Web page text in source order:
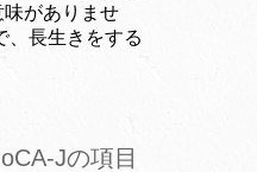
味がありませ
、長生きをする
Jの項目